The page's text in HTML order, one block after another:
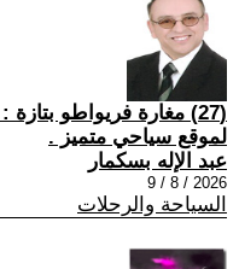
(27) مغارة فريواطو
لموقع سياحي متميز .
عبد الإله بسكمار
2026 / 8 / 9
السياحة والرحلات